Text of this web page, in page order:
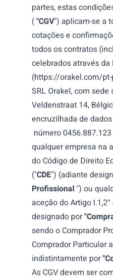
partes, estas
("CGV") aplicam-se a
cotações e
todos os contratos
celebrados através da
(https://orakel.com/
SRL Orakel, com sede
Veldenstraat 14,
encruzilhada de
número 0456.887.123
qualquer empresa na
do Código de Direito
("CDE") (adiante
Profissional ") ou
aceção do Artigo
designado por
sendo o Comprador
Comprador Particular
indistintamente por
As CGV devem ser